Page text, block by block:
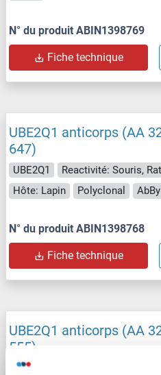
N° du produit ABIN1398769
Fiche technique
UBE2Q1 anticorps (AA
647)
UBE2Q1 Reactivité: Souris, Rat
Hôte: Lapin
Polyclonal
N° du produit ABIN1398768
Fiche technique
UBE2Q1 anticorps (AA
555)
UBE2Q1